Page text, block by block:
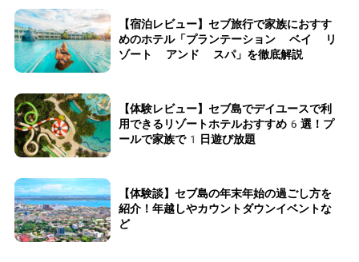
【宿泊レビュー】セブ旅行で家族におすす
めのホテル「プランテーション ベイ リ
ゾート アンド スパ」を徹底解説
【体験レビュー】セブ島でデイユースで利
用できるリゾートホテルおすすめ6選！プ
ールで家族で1日遊び放題
【体験談】セブ島の年末年始の過ごし方を
紹介！年越しやカウントダウンイベントな
ど